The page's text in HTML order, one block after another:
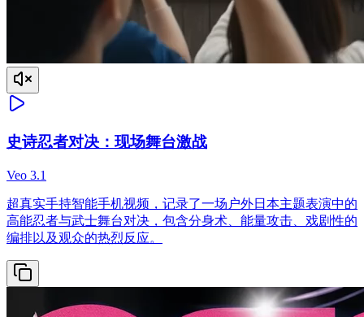
史诗忍者对决：现场舞台激战
Veo 3.1
超真实手持智能手机视频，记录了一场户外日本主题表演中的
高能忍者与武士舞台对决，包含分身术、能量攻击、戏剧性的
编排以及观众的热烈反应。